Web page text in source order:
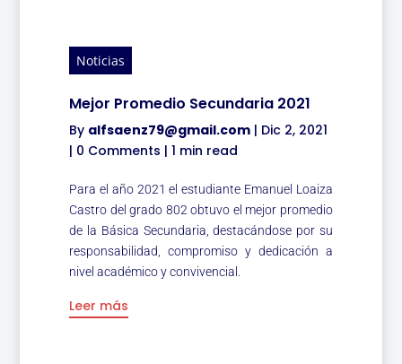
Noticias
Mejor Promedio Secundaria 2021
By alfsaenz79@gmail.com | Dic 2, 2021
| 0 Comments |1 min read
Para el año 2021 el estudiante Emanuel Loaiza
Castro del grado 802 obtuvo el mejor promedio
de la Básica Secundaria, destacándose por su
responsabilidad, compromiso y dedicación a
nivel académico y convivencial.
Leer más